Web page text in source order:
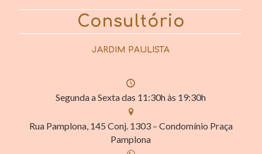
Consultório
JARDIM PAULISTA
Segunda a Sexta das 11:30h às 19:30h
Rua Pamplona, 145 Conj. 1303 – Condomínio Praça
Pamplona